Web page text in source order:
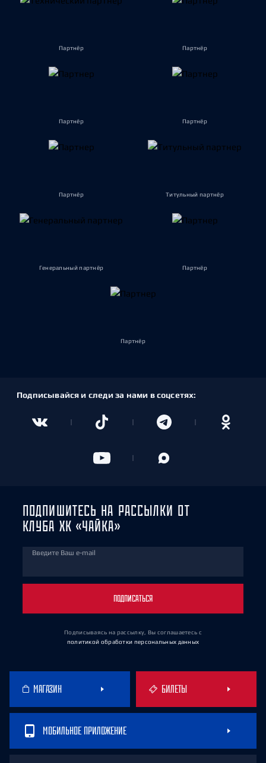
Партнёр Партнёр
Партнёр Партнёр
Партнёр Титульный партнёр
Генеральный партнёр Партнёр
Партнёр
Подписывайся и следи за нами в соцсетях:
ПОДПИШИТЕСЬ НА РАССЫЛКИ ОТ
КЛУБА ХК «ЧАЙКА»
Введите Ваш e-mail
ПОДПИСАТЬСЯ
Подписываясь на рассылку, Вы соглашаетесь с
политикой обработки персональных данных
МАГАЗИН БИЛЕТЫ
МОБИЛЬНОЕ ПРИЛОЖЕНИЕ